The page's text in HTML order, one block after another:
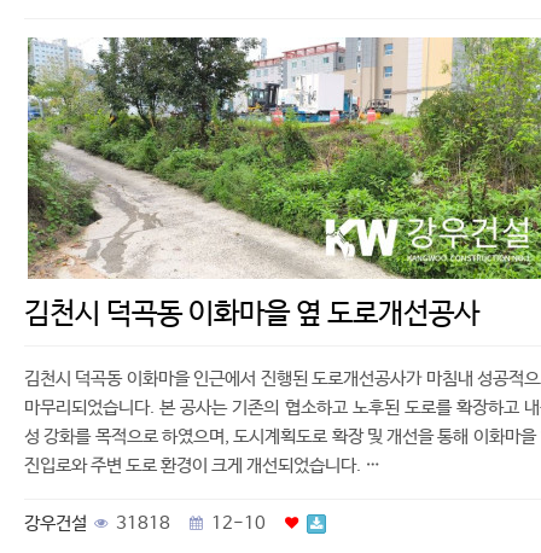
김천시 덕곡동 이화마을 옆 도로개선공사
김천시 덕곡동 이화마을 인근에서 진행된 도로개선공사가 마침내 성공적
마무리되었습니다. 본 공사는 기존의 협소하고 노후된 도로를 확장하고
성 강화를 목적으로 하였으며, 도시계획도로 확장 및 개선을 통해 이화마을
진입로와 주변 도로 환경이 크게 개선되었습니다. …
강우건설 31818 12-10